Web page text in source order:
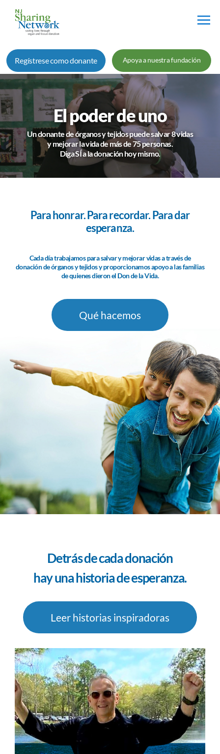
de
Intercambio
de
Nueva
Jersey
Regístrese como donante Apoya a nuestra fundación
El poder de uno
Un donante de órganos y tejidos puede salvar 8 vidas
y mejorar la vida de más de 75 personas.
Diga SÍ a la donación hoy mismo.
Para honrar. Para recordar. Para dar
esperanza.
Cada día trabajamos para salvar y mejorar vidas a través de
donación de órganos y tejidos y proporcionamos apoyo a las familias
de quienes dieron el Don de la Vida.
Qué hacemos
Detrás de cada donación
hay una historia de esperanza.
Leer historias inspiradoras